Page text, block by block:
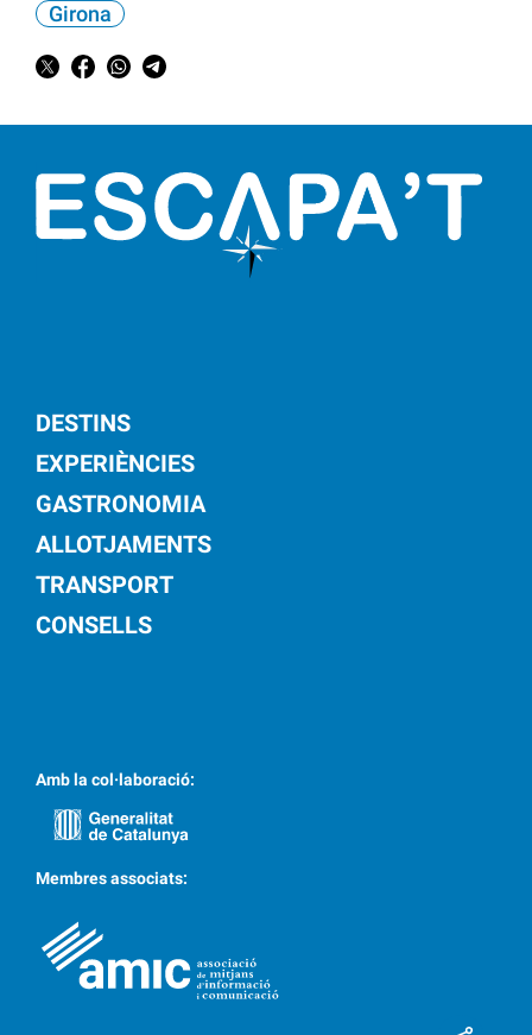
Girona
DESTINS
EXPERIÈNCIES
GASTRONOMIA
ALLOTJAMENTS
TRANSPORT
CONSELLS
Amb la col·laboració:
Membres associats: